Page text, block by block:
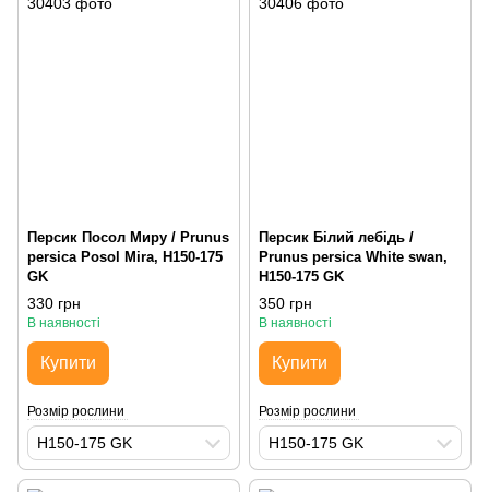
Персик Посол Миру / Prunus
persica Posol Mira, H150-175
GK
330 грн
В наявності
Купити
Розмір рослини
H150-175 GK
Персик Білий лебідь /
Prunus persica White swan,
H150-175 GK
350 грн
В наявності
Купити
Розмір рослини
H150-175 GK